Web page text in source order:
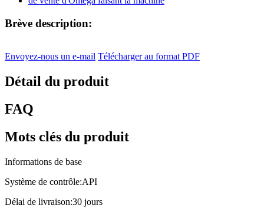
Brève description:
Envoyez-nous un e-mail Télécharger au format PDF
Détail du produit
FAQ
Mots clés du produit
Informations de base
Système de contrôle:API
Délai de livraison:30 jours